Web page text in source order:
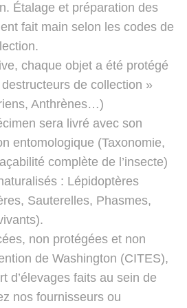
Étalage et préparation des
fait main selon les codes de
chaque objet a été protégé
de collection »
Anthrènes…)
sera livré avec son
entomologique (Taxonomie,
complète de l’insecte)
: Lépidoptères
Sauterelles, Phasmes,
non protégées et non
de Washington (CITES),
d’élevages faits au sein de
nos fournisseurs ou